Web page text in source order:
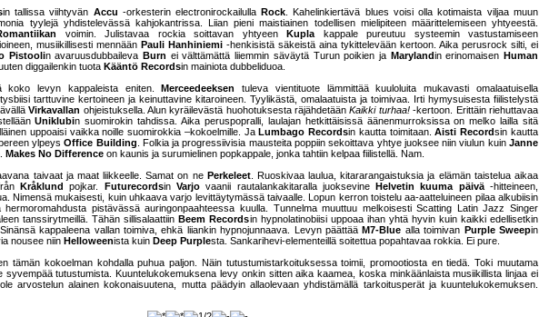
in tallissa viihtyvän Accu -orkesterin electronirockailulla Rock. Kahelinkiertävä blues voisi olla kotimaista viljaa muun
tyylejä yhdistelevässä kahjokantrissa. Liian pieni maistiainen todellisen mielipiteen määrittelemiseen yhtyeestä.
voimin. Julistavaa rockia soittavan yhtyeen Kuplakappale pureutuu systeemin vastustamiseen
musiikillisesti mennään Pauli Hanhiniemi-henkisistä säkeistä aina tykittelevään kertoon. Aika perusrock silti, ei
Pistoolin avaruusdubbaileva Burn ei välttämättä liiemmin säväytä Turun poikien ja Marylandin erinomaisen Human
diggailenkin tuota Kääntö Recordsin mainiota dubbeliduoa.
koko levyn kappaleista eniten.
Merceedeeksen
tuleva vientituote lämmittää kuuloluita mukavasti omalaatuisella
tarttuvine kertoineen ja keinuttavine kitaroineen. Tyylikästä, omalaatuista ja toimivaa. Irti hymysuisesta fiilistelystä
Virkavallan ohjeistuksella. Alun kyräilevästä huohotuksesta räjähdetäänKaikki turhaa!-kertoon. Erittäin riehuttavaa
Uniklubin suomirokin tahdissa. Aika peruspopralli, laulajan hetkittäisissä äänenmurroksissa on melko lailla sitä
uppoaisi vaikka noille suomirokkia –kokoelmille. Ja Lumbago Recordsin kautta toimitaan.Aisti Recordsin kautta
ylpeysOffice Building. Folkia ja progressiivisia mausteita poppiin sekoittava yhtye juoksee niin viulun kuin Janne
Makes No Difference on kaunis ja surumielinen popkappale, jonka tahtiin kelpaa fiilistellä. Nam.
taivaat ja maat liikkeelle. Samat on ne Perkeleet. Ruoskivaa laulua, kitararangaistuksia ja elämän taistelua aikaa
Kråklund pojkar. FuturecordsinVarjo vaanii rautalankakitaralla juoksevine Helvetin kuuma päivä-hitteineen,
Nimensä mukaisesti, kuin uhkaava varjo levittäytymässä taivaalle. Lopun kerron toistelu aa-aatteluineen pilaa alkubiisin
pistävässä auringonpaahteessa kuulla. Tunnelma muuttuu melkoisesti Scatting Latin Jazz Singer
tanssirytmeillä. Tähän sillisalaattiin Beem Recordsin hypnolatinobiisi uppoaa ihan yhtä hyvin kuin kaikki edellisetkin
kappaleena vallan toimiva, ehkä liiankin hypnojunnaava. Levyn päättää M7-Blue alla toimivan Purple Sweepin
nousee niin Helloweenista kuin Deep Purplesta. Sankarihevi-elementeillä soitettua popahtavaa rokkia. Ei pure.
tämän kokoelman kohdalla puhua paljon. Näin tutustumistarkoituksessa toimii, promootiosta en tiedä. Toki muutama
syvempää tutustumista. Kuuntelukokemuksena levy onkin sitten aika kaamea, koska minkäänlaista musiikillista linjaa ei
arvostelun alainen kokonaisuutena, mutta päädyin allaolevaan yhdistämällä tarkoitusperät ja kuuntelukokemuksen.